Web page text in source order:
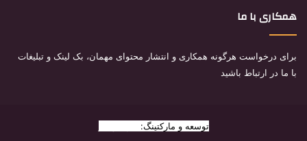
همکاری با ما
برای درخواست هرگونه همکاری و انتشار محتوای مهمان، بک لینک و تبلیغات
با ما در ارتباط باشید
توسعه و مارکتینگ: